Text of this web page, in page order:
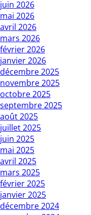
juin 2026
mai 2026
avril 2026
mars 2026
février 2026
janvier 2026
décembre 2025
novembre 2025
octobre 2025
septembre 2025
août 2025
juillet 2025
juin 2025
mai 2025
avril 2025
mars 2025
février 2025
janvier 2025
décembre 2024